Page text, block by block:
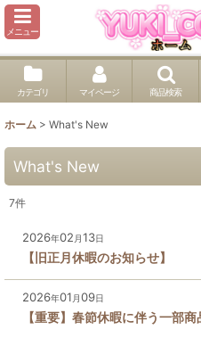
メニュー
カテゴリ マイページ 商品検索
ホーム > What's New
What's New
7件
2026年02 月13日
【旧正月休暇のお知らせ】
2026年01 月09日
【重要】春節休暇に伴う一部